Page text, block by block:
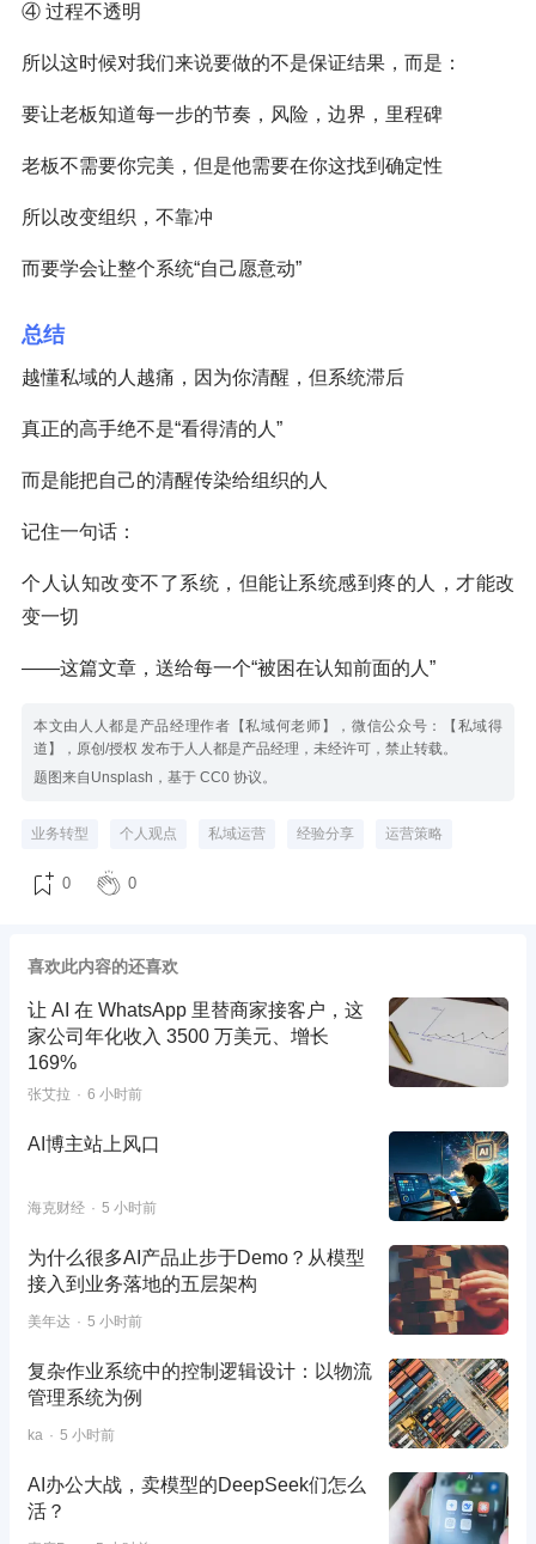
④ 过程不透明
所以这时候对我们来说要做的不是保证结果，而是：
要让老板知道每一步的节奏，风险，边界，里程碑
老板不需要你完美，但是他需要在你这找到确定性
所以改变组织，不靠冲
而要学会让整个系统“自己愿意动”
总结
越懂私域的人越痛，因为你清醒，但系统滞后
真正的高手绝不是“看得清的人”
而是能把自己的清醒传染给组织的人
记住一句话：
个人认知改变不了系统，但能让系统感到疼的人，才能改
变一切
——这篇文章，送给每一个“被困在认知前面的人”
本文由人人都是产品经理作者【私域何老师】，微信公众号：【私域得
道】，原创/授权 发布于人人都是产品经理，未经许可，禁止转载。
题图来自Unsplash，基于 CC0 协议。
业务转型 个人观点 私域运营 经验分享 运营策略
0 0
喜欢此内容的还喜欢
让 AI 在 WhatsApp 里替商家接客户，这
家公司年化收入 3500 万美元、增长
169%
张艾拉 6 小时前
AI博主站上风口
海克财经 5 小时前
为什么很多AI产品止步于Demo？从模型
接入到业务落地的五层架构
美年达 5 小时前
复杂作业系统中的控制逻辑设计：以物流
管理系统为例
ka 5 小时前
AI办公大战，卖模型的DeepSeek们怎么
活？